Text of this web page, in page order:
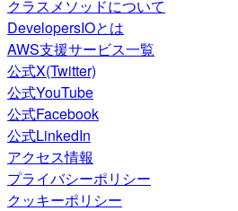
クラスメソッドについて
DevelopersIOとは
AWS支援サービス一覧
公式X(Twitter)
公式YouTube
公式Facebook
公式LinkedIn
アクセス情報
プライバシーポリシー
クッキーポリシー